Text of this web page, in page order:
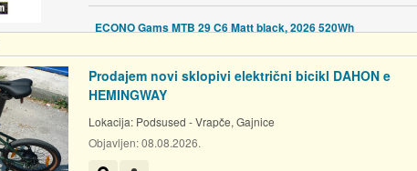
ECONO Gams MTB 29 C6 Matt black, 2026 520Wh
Prodajem novi sklopivi električni bicikl DAHON e
HEMINGWAY
Lokacija: Podsused - Vrapče, Gajnice
Objavljen:08.08.2026.